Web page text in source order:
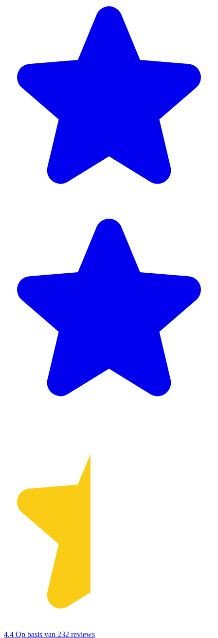
4.4 Op basis van 232 reviews